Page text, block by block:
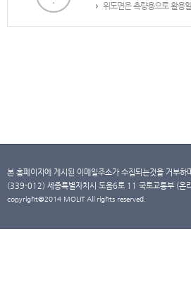
위도면은 측량용으로 활용
본 홈페이지에 게시된 이메일주소가 수집되는것을 거부
(339-012) 세종특별자치시 도움6로 11 국토교통부 (
copyright@2014 MOLIT All rights reserved.